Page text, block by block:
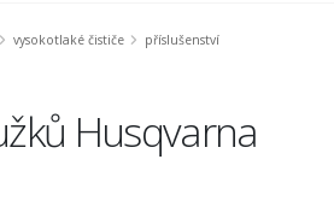
vysokotlaké čističe
příslušenství
Husqvarna